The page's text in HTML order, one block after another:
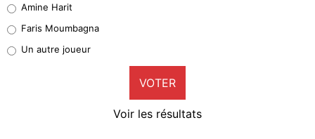
1%
9%
Amine Harit
Faris Moumbagna
Un autre joueur
VOTER
Voir les résultats